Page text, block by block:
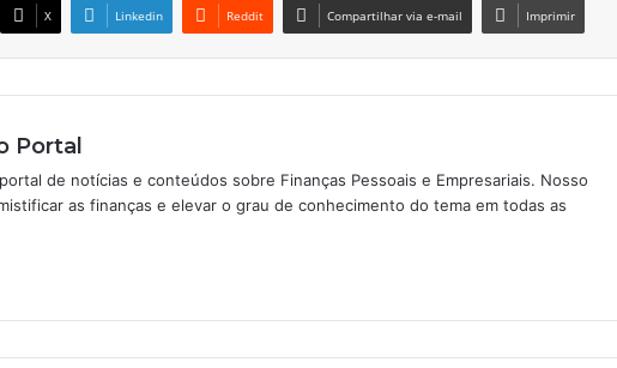
X Linkedin Reddit Compartilhar via e-mail Imprimir
Portal
de notícias e conteúdos sobre Finanças Pessoais e Empresariais. Nosso
as finanças e elevar o grau de conhecimento do tema em todas as